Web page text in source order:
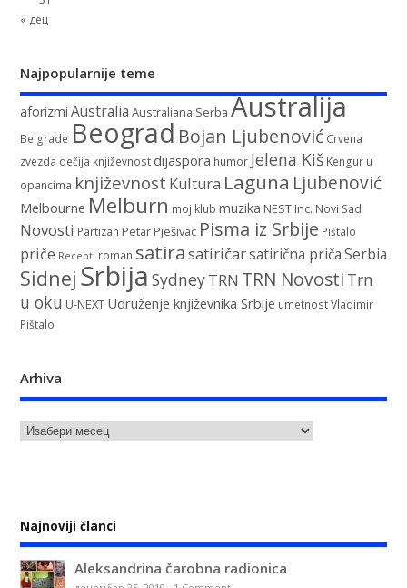
« дец
Najpopularnije teme
aforizmi Australia Australiana Serba Australija
Belgrade Beograd Bojan Ljubenović Crvena
zvezda dečija književnostdijaspora humor Jelena Kiš Kengur u
opancima književnost Kultura Laguna Ljubenović
Melbourne Melburn moj klub muzika NEST Inc. Novi Sad
Novosti Partizan Petar Pješivac Pisma iz Srbije Pištalo
priče Recepti roman satirasatiričarsatirična pričaSerbia
Sidnej Srbija SydneyTRN TRN Novosti Trn
u oku U-NEXT Udruženje književnika Srbije umetnostVladimir
Pištalo
Arhiva
Najnoviji članci
Aleksandrina čarobna radionica